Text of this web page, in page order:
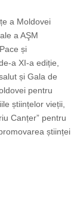
a Moldovei
a AŞM
și
a XI-a ediție,
și Gala de
pentru
științelor vieții,
Canțer” pentru
științei